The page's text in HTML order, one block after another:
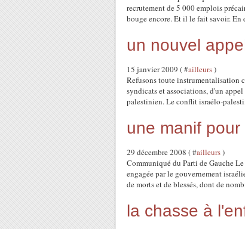
recrutement de 5 000 emplois
bouge encore. Et il le fait savoir.
un nouvel
15 janvier 2009 ( #ailleurs)
Refusons toute instrumentalisation
syndicats et associations, d'un
palestinien. Le conflit israélo-
une manif pour
29 décembre 2008 ( #ailleurs)
Communiqué du Parti de Gauche
engagée par le gouvernement
de morts et de blessés, dont de
la chasse à